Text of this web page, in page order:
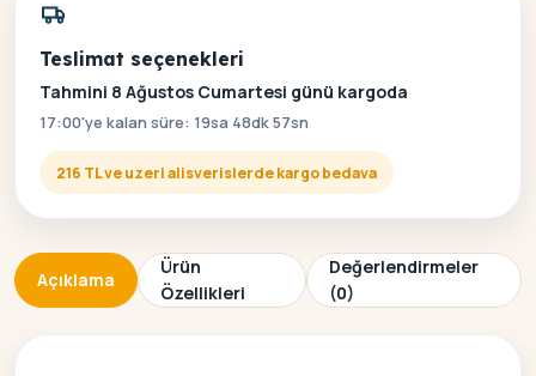
Teslimat seçenekleri
Tahmini 8 Ağustos Cumartesi günü kargoda
17:00'ye kalan süre: 19sa 48dk 57sn
216 TL ve uzeri alisverislerde kargo bedava
Açıklama
Ürün
Özellikleri
Değerlendirmeler
(0)